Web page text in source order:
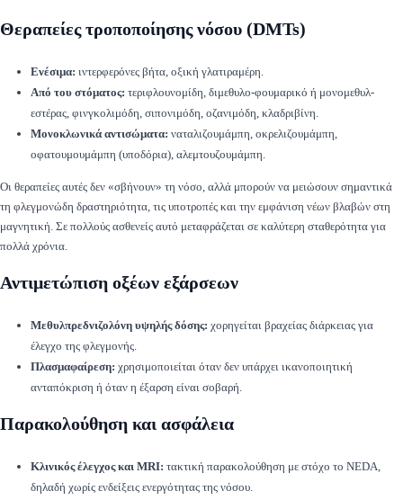
Θεραπείες τροποποίησης νόσου (DMTs)
Ενέσιμα: ιντερφερόνες βήτα, οξική γλατιραμέρη.
Από του στόματος: τεριφλουνομίδη, διμεθυλο-φουμαρικό ή μονομεθυλ-
εστέρας, φινγκολιμόδη, σιπονιμόδη, οζανιμόδη, κλαδριβίνη.
Μονοκλωνικά αντισώματα: ναταλιζουμάμπη, οκρελιζουμάμπη,
οφατουμουμάμπη (υποδόρια), αλεμτουζουμάμπη.
Οι θεραπείες αυτές δεν «σβήνουν» τη νόσο, αλλά μπορούν να μειώσουν σημαντικά
τη φλεγμονώδη δραστηριότητα, τις υποτροπές και την εμφάνιση νέων βλαβών στη
μαγνητική. Σε πολλούς ασθενείς αυτό μεταφράζεται σε καλύτερη σταθερότητα για
πολλά χρόνια.
Αντιμετώπιση οξέων εξάρσεων
Μεθυλπρεδνιζολόνη υψηλής δόσης: χορηγείται βραχείας διάρκειας για
έλεγχο της φλεγμονής.
Πλασμαφαίρεση: χρησιμοποιείται όταν δεν υπάρχει ικανοποιητική
ανταπόκριση ή όταν η έξαρση είναι σοβαρή.
Παρακολούθηση και ασφάλεια
Κλινικός έλεγχος και MRI: τακτική παρακολούθηση με στόχο το NEDA,
δηλαδή χωρίς ενδείξεις ενεργότητας της νόσου.